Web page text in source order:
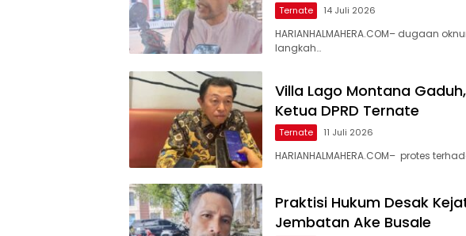
Ternate 14 Juli 2026
HARIANHALMAHERA.COM– dugaan
langkah…
Villa Lago Montana
Ketua DPRD Ternate
Ternate 11 Juli 2026
HARIANHALMAHERA.COM– protes
Praktisi Hukum Desak
Jembatan Ake Busale